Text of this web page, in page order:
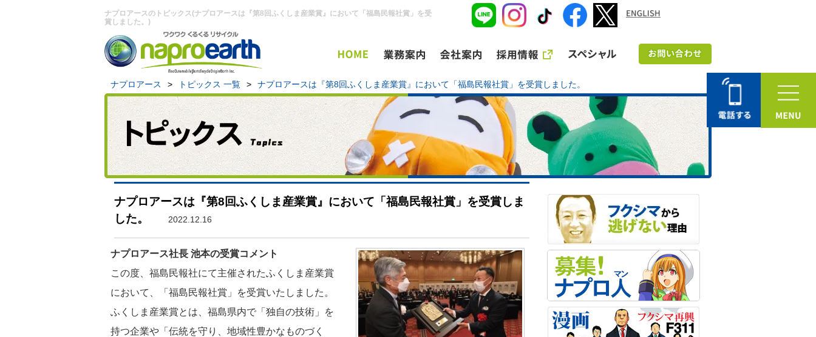
ナプロアースのトピックス(ナプロアースは『第8回ふくしま産業賞』において「福島民報社賞」を受
賞しました。)
ナプロアース > トピックス 一覧 > ナプロアースは『第8回ふくしま産業賞』において「福島民報社賞」を受賞しました。
ナプロアースは『第8回ふくしま産業賞』において「福島民報社賞」を受賞しま
した。
2022.12.16
ナプロアース社長 池本の受賞コメント
この度、福島民報社にて主催されたふくしま産業賞
において、「福島民報社賞」を受賞いたしました。
ふくしま産業賞とは、福島県内で「独自の技術」を
持つ企業や「伝統を守り、地域性豊かなものづく